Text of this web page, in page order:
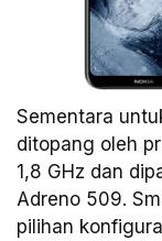
Sementara
ditopang oleh
1,8 GHz dan
Adreno 509.
pilihan